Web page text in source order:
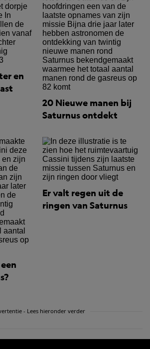
en
20 Nieuwe manen bij
Saturnus ontdekt
Er valt regen uit de
ringen van Saturnus
- Lees hieronder verder